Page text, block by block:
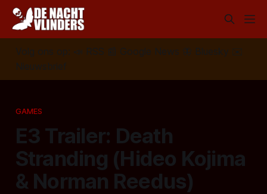
Volg ons op: 📣 RSS 📰 Google News 🦋 Bluesky
✉️
Nieuwsbrief
GAMES
E3 Trailer: Death
Stranding (Hideo Kojima
& Norman Reedus)